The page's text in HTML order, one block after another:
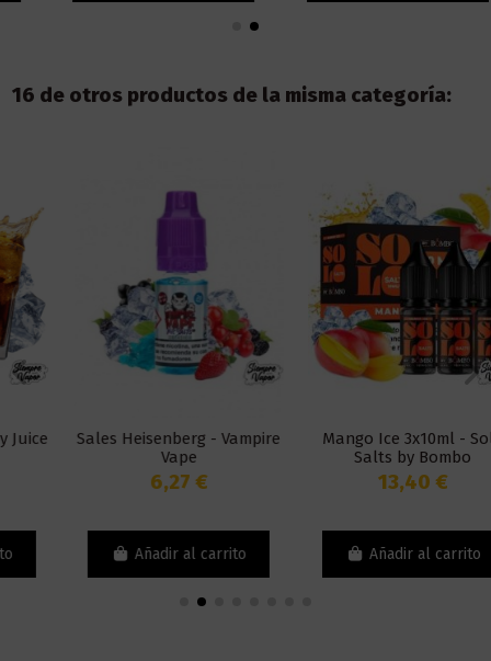
16 de otros productos de la misma categoría:
Sales Heisenberg - Vampire
6,27 €
Añadir al carrito
Mango Ice 3x10ml - Solo
Salts by Bombo
13,40 €
Añadir al carrito